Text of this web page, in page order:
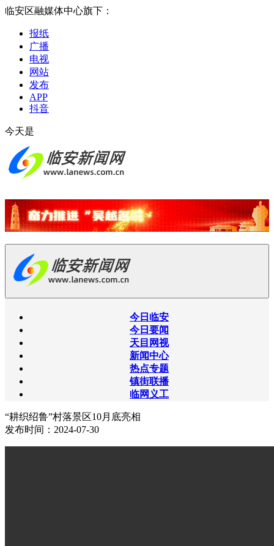
临安区融媒体中心旗下：
报纸
广播
电视
网站
发布
APP
抖音
今天是
今日临安
今日要闻
天目网视
新闻中心
热点专题
镇街联播
临网义工
“耕织绍鲁”村落景区10月底亮相
发布时间：2024-07-30